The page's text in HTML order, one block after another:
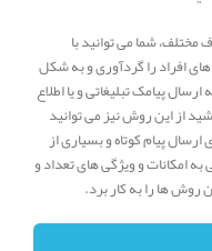
شما می توانید با
افراد را گردآوری و به شکل
پیامک تبلیغاتی و یا اطلاع
از این روش نیز می توانید
پیام کوتاه و بسیاری از
و ویژگی های تعداد و
ها را به کار برد.